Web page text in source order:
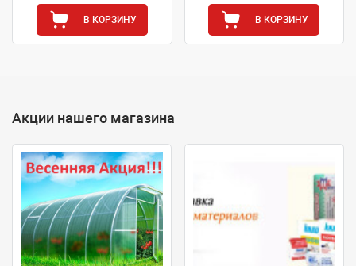
В КОРЗИНУ В КОРЗИНУ
Акции нашего магазина